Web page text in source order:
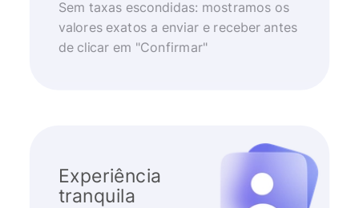
Sem taxas escondidas: mostramos os
valores exatos a enviar e receber antes
de clicar em "Confirmar"
Experiência
tranquila